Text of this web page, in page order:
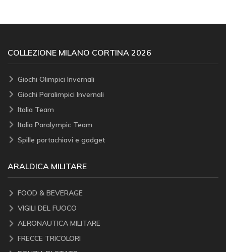
COLLEZIONE MILANO CORTINA 2026
Giochi Olimpici Invernali
Giochi Paralimpici Invernali
Italia Team
Italia Paralympic Team
Spille portachiavi e gadget
ARALDICA MILITARE
FOOD & BEVERAGE
VIGILI DEL FUOCO
AERONAUTICA MILITARE
FRECCE TRICOLORI